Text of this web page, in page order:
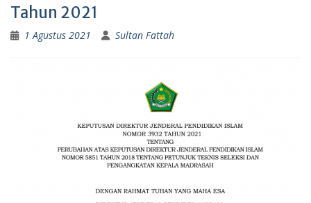
Tahun 2021
1 Agustus 2021 Sultan Fattah